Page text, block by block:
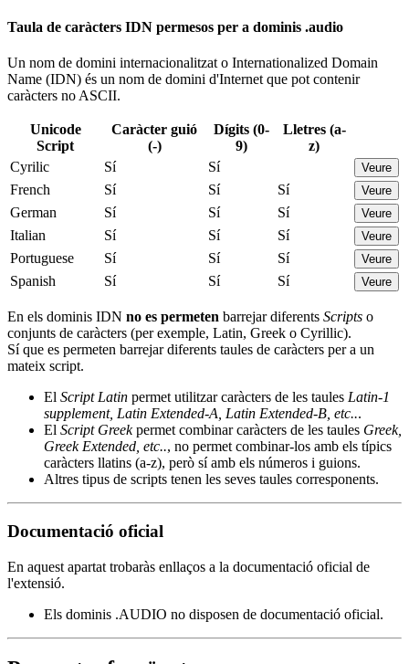
Taula de caràcters IDN permesos per a dominis .audio
Un nom de domini internacionalitzat o Internationalized Domain
Name (IDN) és un nom de domini d'Internet que pot contenir
caràcters no ASCII.
Unicode
Script
Caràcter guió
(-)
Dígits (0-
9)
Lletres (a-
z)
Cyrilic
Sí Sí Veure
French Sí Sí Sí Veure
German Sí Sí Sí Veure
Italian Sí Sí Sí Veure
Portuguese Sí Sí Sí Veure
Spanish Sí Sí Sí Veure
En els dominis IDN no es permeten barrejar diferents Scripts o
conjunts de caràcters (per exemple, Latin, Greek o Cyrillic).
Sí que es permeten barrejar diferents taules de caràcters per a un
mateix script.
El Script Latin permet utilitzar caràcters de les taules Latin-1
supplement, Latin Extended-A, Latin Extended-B, etc...
El Script Greekpermet combinar caràcters de les taules Greek,
Greek Extended, etc.., no permet combinar-los amb els típics
caràcters llatins (a-z), però sí amb els números i guions.
Altres tipus de scripts tenen les seves taules corresponents.
Documentació oficial
En aquest apartat trobaràs enllaços a la documentació oficial de
l'extensió.
Els dominis .AUDIO no disposen de documentació oficial.